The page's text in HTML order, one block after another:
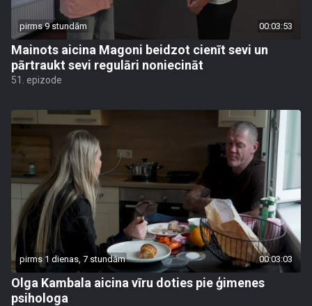
pirms 9 stundām 00:03:53
Mainots aicina Magoni beidzot cienīt sevi un
pārtraukt sevi regulāri noniecināt
51. epizode
pirms 1 dienas, 7 stundām 00:03:03
Olga Kambala aicina vīru doties pie ģimenes
psihologa